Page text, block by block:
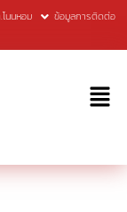
นนหอม ข้อมูลการติดต่อ